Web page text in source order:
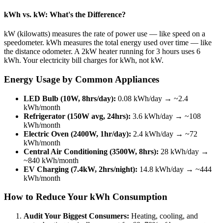
kWh vs. kW: What's the Difference?
kW (kilowatts) measures the rate of power use — like speed on a
speedometer. kWh measures the total energy used over time — like
the distance odometer. A 2kW heater running for 3 hours uses 6
kWh. Your electricity bill charges for kWh, not kW.
Energy Usage by Common Appliances
LED Bulb (10W, 8hrs/day): 0.08 kWh/day → ~2.4
kWh/month
Refrigerator (150W avg, 24hrs): 3.6 kWh/day → ~108
kWh/month
Electric Oven (2400W, 1hr/day): 2.4 kWh/day → ~72
kWh/month
Central Air Conditioning (3500W, 8hrs): 28 kWh/day →
~840 kWh/month
EV Charging (7.4kW, 2hrs/night): 14.8 kWh/day → ~444
kWh/month
How to Reduce Your kWh Consumption
Audit Your Biggest Consumers: Heating, cooling, and